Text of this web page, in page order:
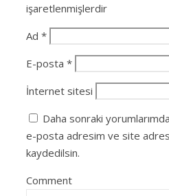
işaretlenmişlerdir
Ad *
E-posta *
İnternet sitesi
Daha sonraki yorumlarımda
e-posta adresim ve site
kaydedilsin.
Comment